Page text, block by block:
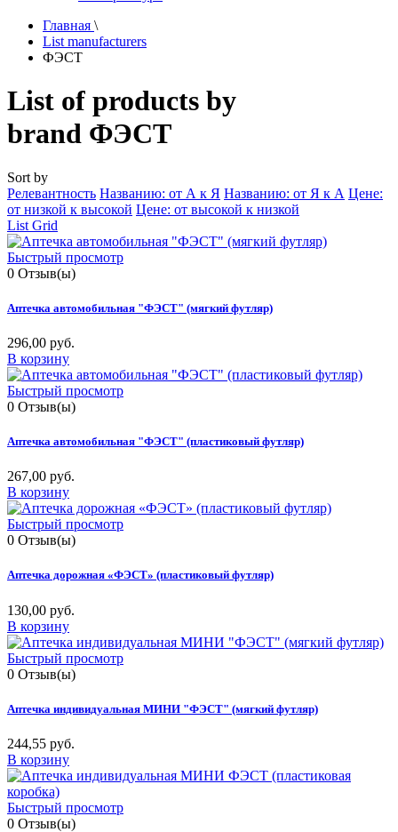
Главная \
List manufacturers
ФЭСТ
List of products by
brand ФЭСТ
Sort by
Релевантность Названию: от А к Я Названию: от Я к А Цене:
от низкой к высокой Цене: от высокой к низкой
List Grid
Быстрый просмотр
0 Отзыв(ы)
Аптечка автомобильная "ФЭСТ" (мягкий футляр)
296,00 руб.
В корзину
Быстрый просмотр
0 Отзыв(ы)
Аптечка автомобильная "ФЭСТ" (пластиковый футляр)
267,00 руб.
В корзину
Быстрый просмотр
0 Отзыв(ы)
Аптечка дорожная «ФЭСТ» (пластиковый футляр)
130,00 руб.
В корзину
Быстрый просмотр
0 Отзыв(ы)
Аптечка индивидуальная МИНИ "ФЭСТ" (мягкий футляр)
244,55 руб.
В корзину
Быстрый просмотр
0 Отзыв(ы)